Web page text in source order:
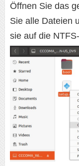
Öffnen Sie das
Sie alle Dateien
sie auf die